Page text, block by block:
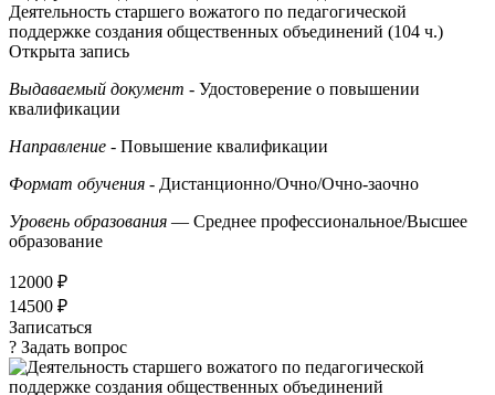
Деятельность старшего вожатого по педагогической
поддержке создания общественных объединений (104 ч.)
Открыта запись
Выдаваемый документ - Удостоверение о повышении
квалификации
Направление - Повышение квалификации
Формат обучения - Дистанционно/Очно/Очно-заочно
Уровень образования — Среднее профессиональное/Высшее
образование
12000 ₽
14500 ₽
Записаться
? Задать вопрос